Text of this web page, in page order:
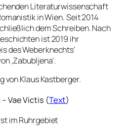
Literaturwissenschaft
in Wien. Seit 2014
dem Schreiben. Nach
ist 2019 ihr
des Weberknechts‘
‚Zabubljena‘.
von Klaus Kastberger.
Vae Victis (Text)
im Ruhrgebiet